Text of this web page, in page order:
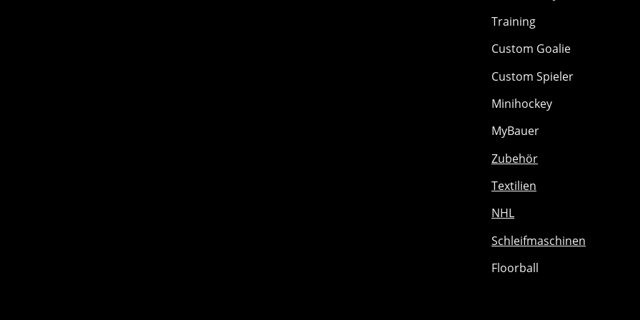
Training
Custom Goalie
Custom Spieler
Minihockey
MyBauer
Zubehör
Textilien
NHL
Schleifmaschinen
Floorball